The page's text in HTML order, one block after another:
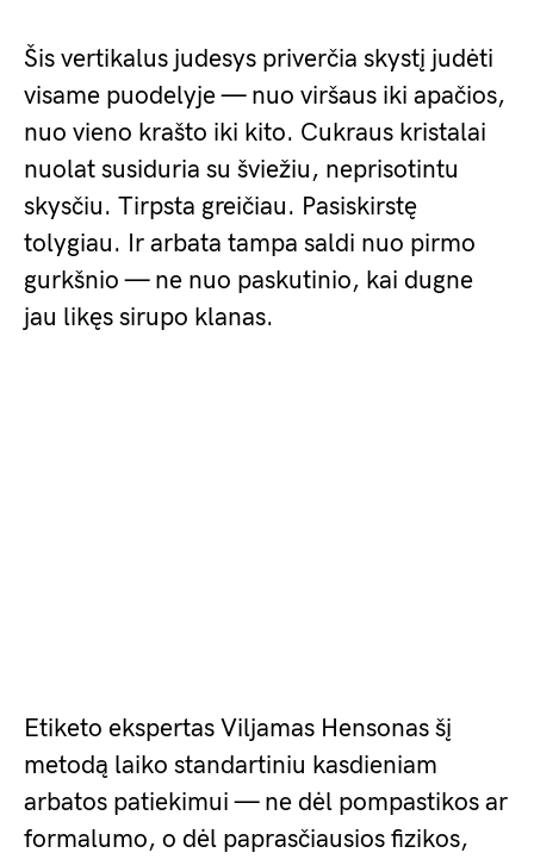
Šis vertikalus judesys priverčia skystį judėti
visame puodelyje — nuo viršaus iki apačios,
nuo vieno krašto iki kito. Cukraus kristalai
nuolat susiduria su šviežiu, neprisotintu
skysčiu. Tirpsta greičiau. Pasiskirstę
tolygiau. Ir arbata tampa saldi nuo pirmo
gurkšnio — ne nuo paskutinio, kai dugne
jau likęs sirupo klanas.
Etiketo ekspertas Viljamas Hensonas šį
metodą laiko standartiniu kasdieniam
arbatos patiekimui — ne dėl pompastikos ar
formalumo, o dėl paprasčiausios fizikos,